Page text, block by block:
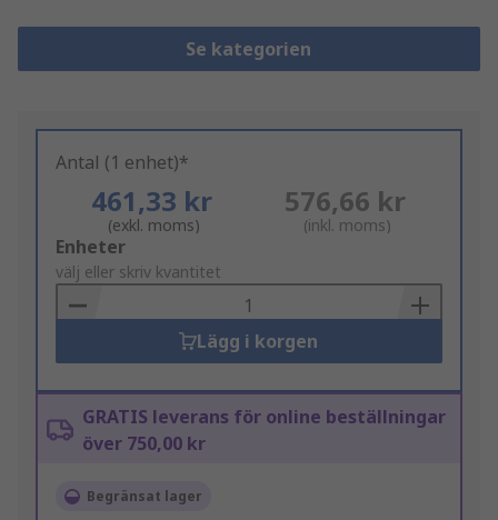
Se kategorien
Antal (1 enhet)*
461,33 kr
(exkl. moms)
576,66 kr
(inkl. moms)
Add
to
Basket
Enheter
välj eller skriv kvantitet
Lägg i korgen
GRATIS leverans för online beställningar
över 750,00 kr
Begränsat lager